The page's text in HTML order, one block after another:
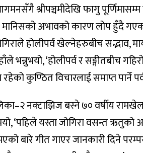
श्रीपञ्चमीदेखि फागु पूर्णिमासम्म
अभावको कारण लोप हुँदै गएको
होलीपर्व खेल्नेहरुबीच सद्भाव,
भन्नुभयो, ‘होलीपर्व र सङ्गीतबीच
रहेको कुण्ठित विचारलाई समाप्त पार्ने
नक्टाझिज बस्ने ७० वर्षीय
‘पहिले यस्ता जोगिरा वसन्त
बारे गीत गाएर जानकारी दिने